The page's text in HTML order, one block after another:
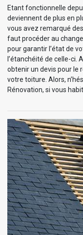
Etant fonctionnelle
deviennent de plus en
vous avez remarqué
faut procéder au
pour garantir l’état de
l’étanchéité de celle-ci.
obtenir un devis pour le
votre toiture. Alors,
Rénovation, si vous